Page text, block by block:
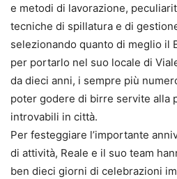
e metodi di lavorazione,
tecniche di spillatura e di
selezionando quanto di meglio il
per portarlo nel suo locale di
da dieci anni, i sempre più
poter godere di birre servite alla
introvabili in città.
Per festeggiare l’importante
di attività, Reale e il suo team
ben dieci giorni di celebrazioni